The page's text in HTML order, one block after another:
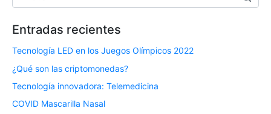
Entradas recientes
Tecnología LED en los Juegos Olímpicos 2022
¿Qué son las criptomonedas?
Tecnología innovadora: Telemedicina
COVID Mascarilla Nasal